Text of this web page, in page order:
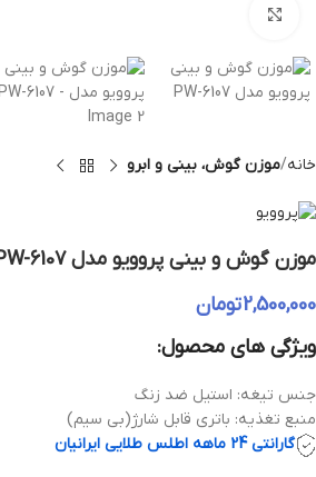
خانه موزن گوش، بینی و ابرو
موزن گوش و بینی پروویو مدل PW-6107
2,500,000تومان
ویژگی های محصول:
جنس تیغه: استیل ضد زنگ
منبع تغذیه: باتری قابل شارژ(بی سیم)
گارانتی 24 ماهه اطلس طلایی ایرانیان